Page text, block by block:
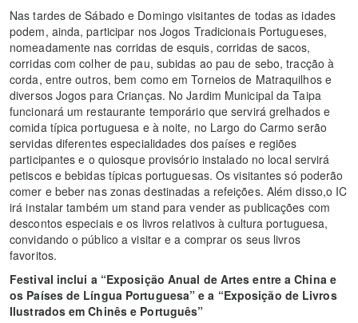
Nas tardes de Sábado e Domingo visitantes de todas as idades
podem, ainda, participar nos Jogos Tradicionais Portugueses,
nomeadamente nas corridas de esquis, corridas de sacos,
corridas com colher de pau, subidas ao pau de sebo, tracção à
corda, entre outros, bem como em Torneios de Matraquilhos e
diversos Jogos para Crianças. No Jardim Municipal da Taipa
funcionará um restaurante temporário que servirá grelhados e
comida típica portuguesa e à noite, no Largo do Carmo serão
servidas diferentes especialidades dos países e regiões
participantes e o quiosque provisório instalado no local servirá
petiscos e bebidas típicas portuguesas. Os visitantes só poderão
comer e beber nas zonas destinadas a refeições. Além disso,o IC
irá instalar também um stand para vender as publicações com
descontos especiais e os livros relativos à cultura portuguesa,
convidando o público a visitar e a comprar os seus livros
favoritos.
Festival inclui a “Exposição Anual de Artes entre a China e
os Países de Língua Portuguesa” e a “Exposição de Livros
Ilustrados em Chinês e Português”